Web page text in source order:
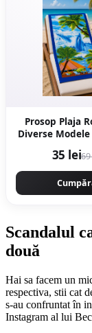
Prosop Plaja
Diverse Modele ,
35 lei
Scandalul
două
Hai sa facem un
respectiva, stii cat
s-au confruntat în
Instagram al lui